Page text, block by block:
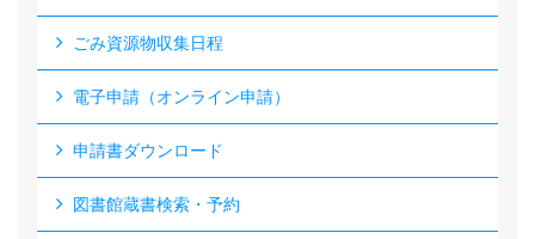
ごみ資源物収集日程
電子申請（オンライン申請）
申請書ダウンロード
図書館蔵書検索・予約